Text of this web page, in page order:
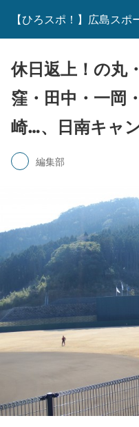
【ひろスポ！】広島ス
休日返上！の丸
窪・田中・一岡
崎…、日南キャ
編集部